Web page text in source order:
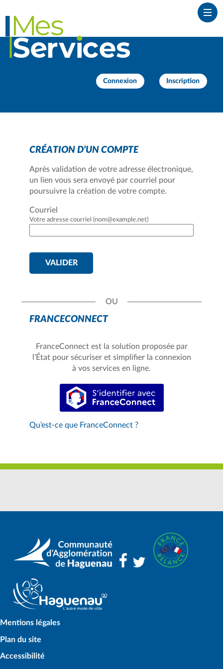
Connexion Inscription
CRÉATION D’UN COMPTE
Après validation de votre adresse électronique,
un lien vous sera envoyé par courriel pour
poursuivre la création de votre compte.
Courriel
Votre adresse courriel (nom@example.net)
VALIDER
FRANCECONNECT
FranceConnect est la solution proposée par
l’État pour sécuriser et simplifier la connexion
à vos services en ligne.
S’identifier avec FranceConnect
Qu’est-ce que FranceConnect ?
Mentions légales
Plan du site
Accessibilité